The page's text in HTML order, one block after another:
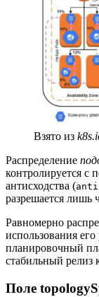
Взято из
Распределение
контролируется с
антисходства (
разрешается лишь
Равномерно
использования
планировочный
стабильный релиз
Поле